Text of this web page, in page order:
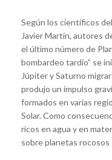
Según los científicos
Javier Martín, autores
el último número de
bombardeo tardío” se
Júpiter y Saturno
produjo un impulso
formados en varias
Solar. Como
ricos en agua y en
sobre planetas rocosos